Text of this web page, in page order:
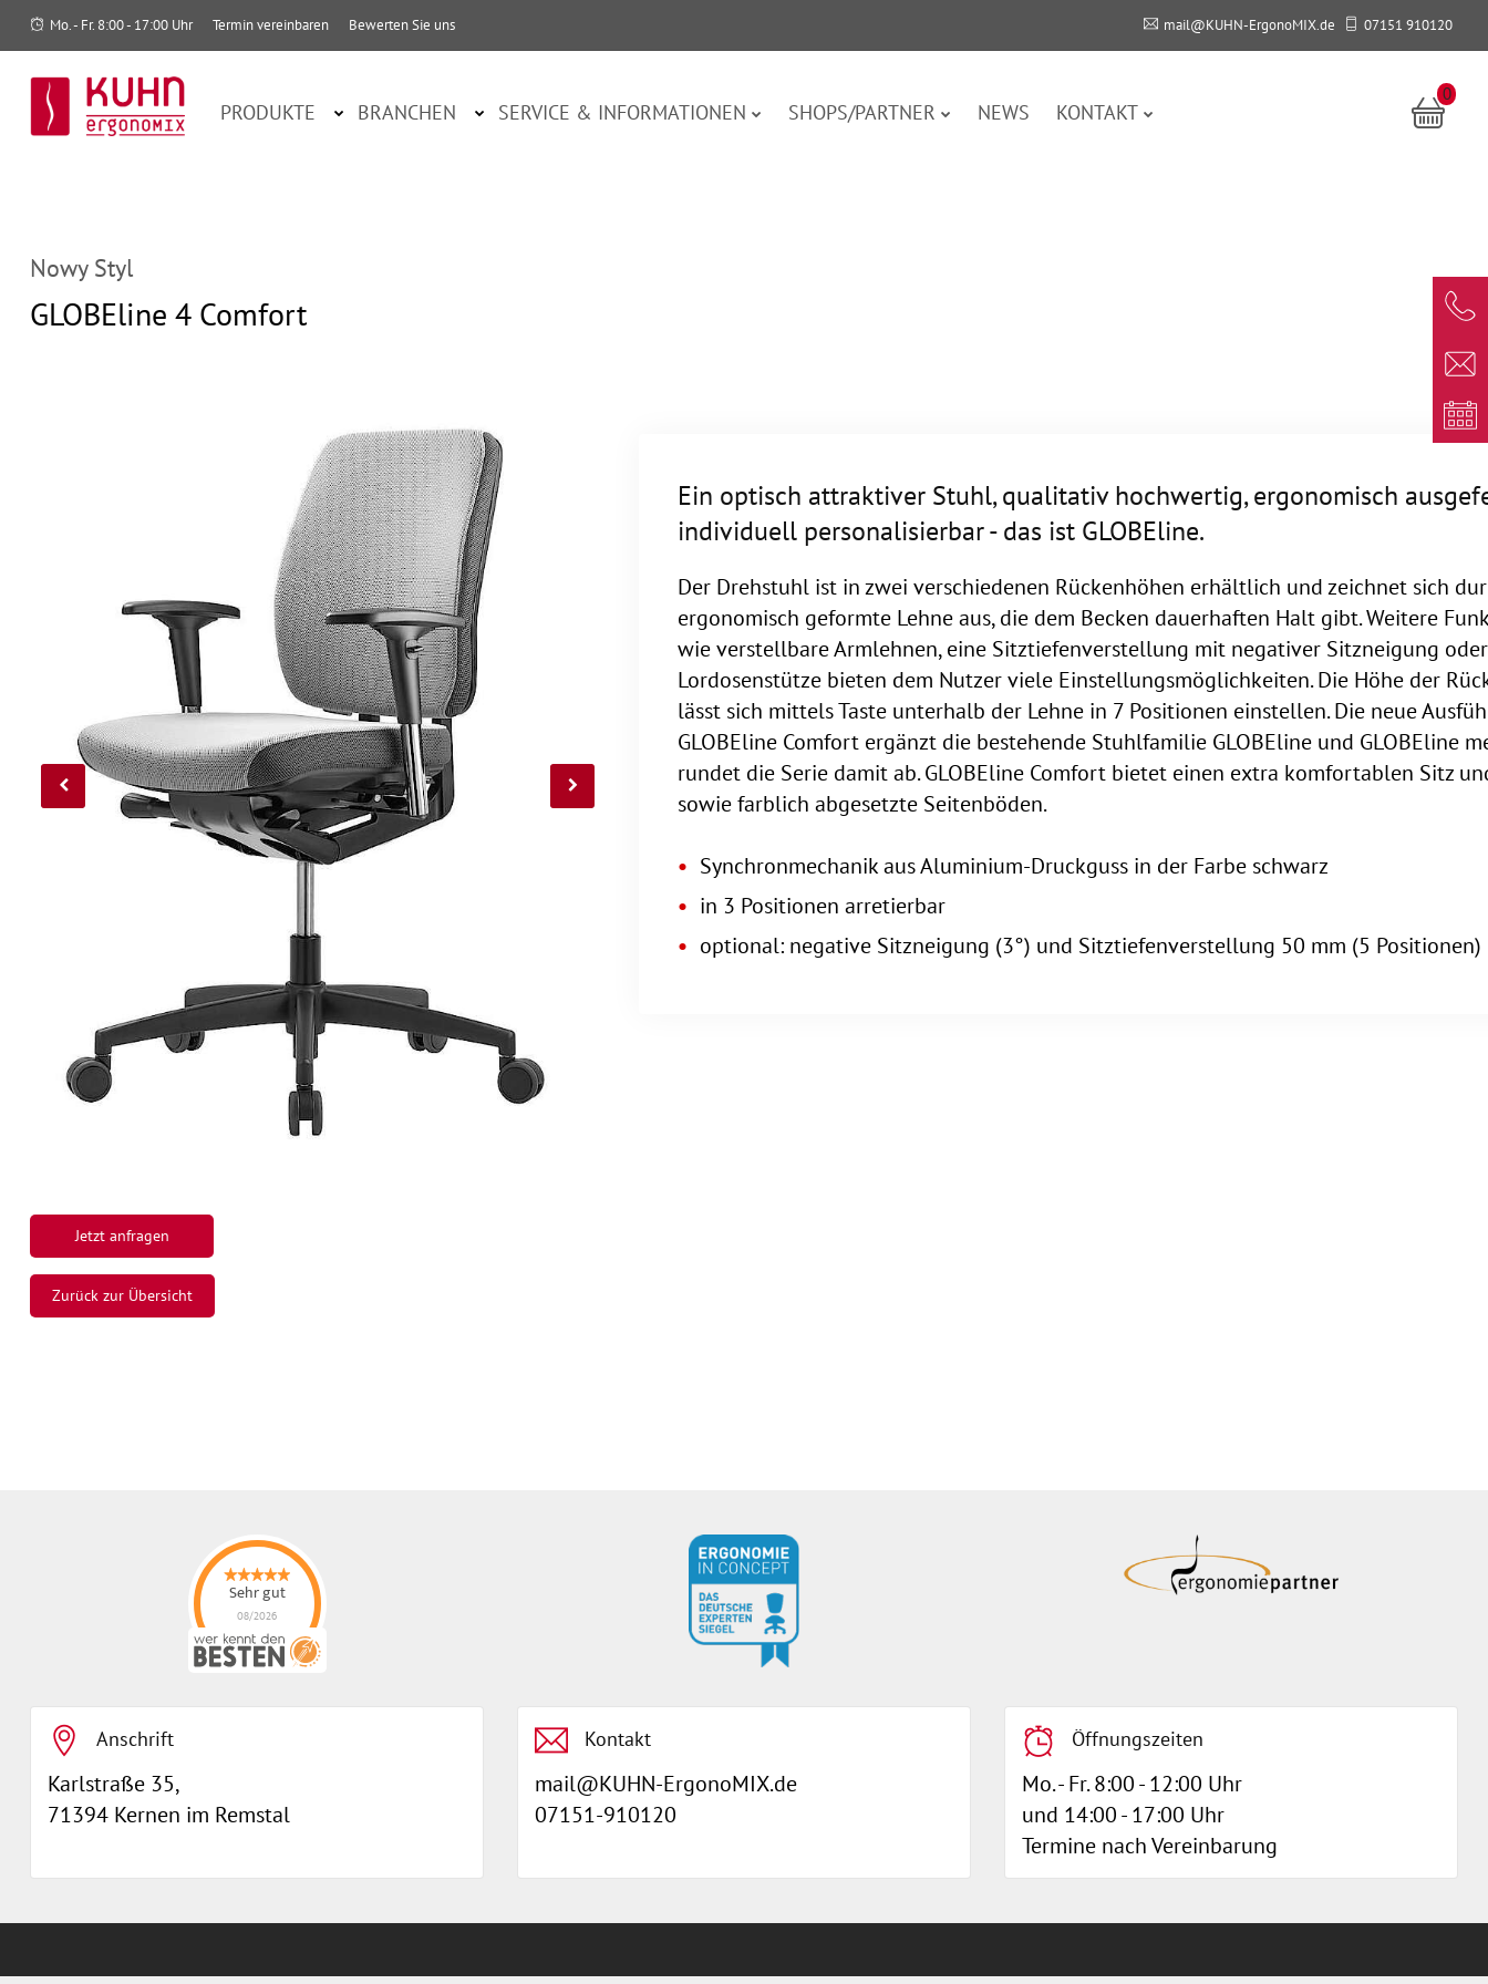
Mo. - Fr. 8:00 - 17:00 Uhr Termin vereinbaren Bewerten Sie uns mail@KUHN-ErgonoMIX.de 07151 910120
PRODUKTE BRANCHEN SERVICE & INFORMATIONEN SHOPS/PARTNER NEWS KONTAKT
0
Nowy Styl
GLOBEline 4 Comfort
Jetzt anfragen
Zurück zur Übersicht
Ein optisch attraktiver Stuhl, qualitativ hochwertig, ergonomisch
individuell personalisierbar - das ist GLOBEline.
Der Drehstuhl ist in zwei verschiedenen Rückenhöhen erhältlich und zeichnet sich
ergonomisch geformte Lehne aus, die dem Becken dauerhaften Halt gibt. Weitere
wie verstellbare Armlehnen, eine Sitztiefenverstellung mit negativer Sitzneigung
Lordosenstütze bieten dem Nutzer viele Einstellungsmöglichkeiten. Die Höhe der
lässt sich mittels Taste unterhalb der Lehne in 7 Positionen einstellen. Die neue
GLOBEline Comfort ergänzt die bestehende Stuhlfamilie GLOBEline und GLOBEline
rundet die Serie damit ab. GLOBEline Comfort bietet einen extra komfortablen Sitz
sowie farblich abgesetzte Seitenböden.
Synchronmechanik aus Aluminium-Druckguss in der Farbe schwarz
in 3 Positionen arretierbar
optional: negative Sitzneigung (3°) und Sitztiefenverstellung 50 mm (5 Positionen)
Sehr gut
08/2026
ErgonoMIX GmbHhat
4.96 von5Sternen |
auf
Anschrift
Karlstraße 35,
71394 Kernen im Remstal
Kontakt
mail@KUHN-ErgonoMIX.de
07151-910120
Öffnungszeiten
Mo. - Fr. 8:00 - 12:00 Uhr
und 14:00 - 17:00 Uhr
Termine nach Vereinbarung